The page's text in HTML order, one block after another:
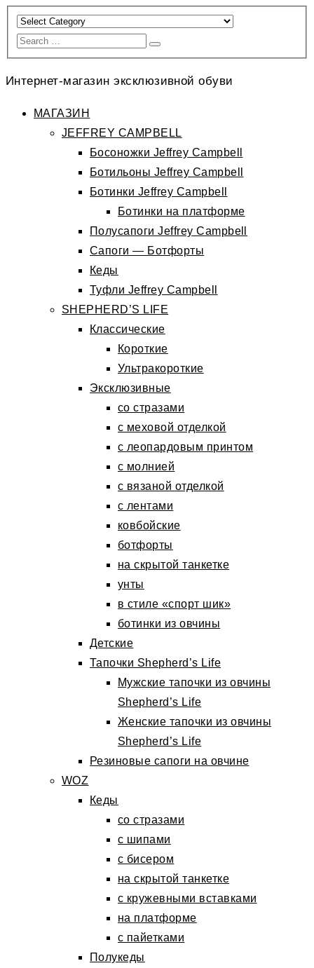
Интернет-магазин эксклюзивной обуви
МАГАЗИН
JEFFREY CAMPBELL
Босоножки Jeffrey Campbell
Ботильоны Jeffrey Campbell
Ботинки Jeffrey Campbell
Ботинки на платформе
Полусапоги Jeffrey Campbell
Сапоги — Ботфорты
Кеды
Туфли Jeffrey Campbell
SHEPHERD’S LIFE
Классические
Короткие
Ультракороткие
Эксклюзивные
со стразами
с меховой отделкой
с леопардовым принтом
с молнией
с вязаной отделкой
с лентами
ковбойские
ботфорты
на скрытой танкетке
унты
в стиле «спорт шик»
ботинки из овчины
Детские
Тапочки Shepherd’s Life
Мужские тапочки из овчины
Shepherd’s Life
Женские тапочки из овчины
Shepherd’s Life
Резиновые сапоги на овчине
WOZ
Кеды
со стразами
с шипами
с бисером
на скрытой танкетке
с кружевными вставками
на платформе
с пайетками
Полукеды